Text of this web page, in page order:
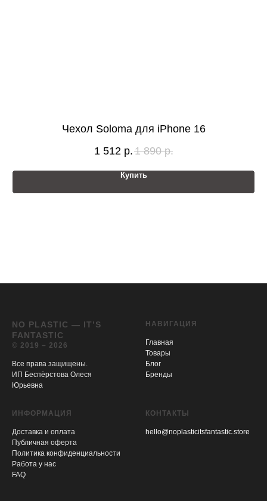
Чехол Soloma для iPhone 16
1 512 р.1 890 р.
Купить
NO PLASTIC — IT’S
FANTASTIC
© 2019 – 2026
Все права защищены.
ИП Беспёрстова Олеся
Юрьевна
НАВИГАЦИЯ
Главная
Товары
Блог
Бренды
ИНФОРМАЦИЯ
Доставка и оплата
Публичная оферта
Политика конфиденциальности
Работа у нас
FAQ
КОНТАКТЫ
hello@noplasticitsfantastic.store